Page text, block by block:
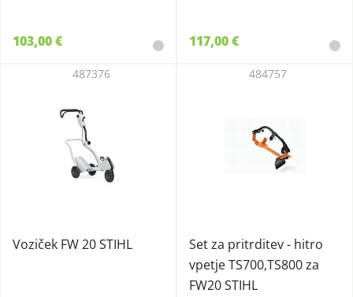
103,00 € 117,00 €
Voziček FW 20 STIHL
487376
Set za pritrditev - hitro
vpetje TS700,TS800 za
FW20 STIHL
484757